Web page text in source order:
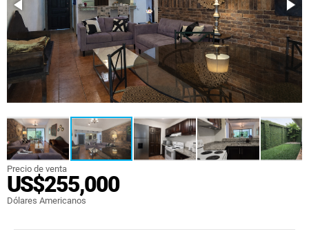
Precio de venta
US$255,000
Dólares Americanos